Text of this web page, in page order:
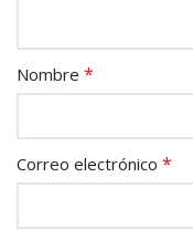
Nombre *
Correo electrónico *